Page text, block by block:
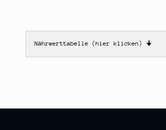
Nährwerttabelle (hier klicken) 🠋